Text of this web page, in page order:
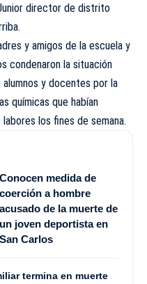
director de distrito
y amigos de la escuela y
condenaron la situación
y docentes por la
químicas que habían
los fines de semana.
Conocen medida de
coerción a hombre
acusado de la muerte de
un joven deportista en
San Carlos
termina en muerte